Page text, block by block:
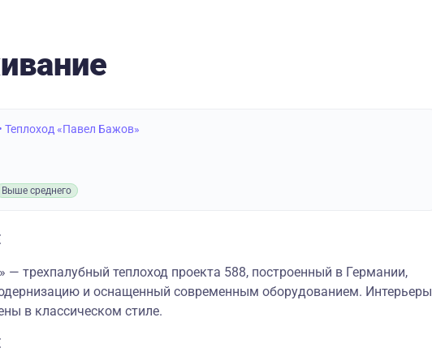
• Теплоход «Павел Бажов»
Выше среднего
— трехпалубный теплоход проекта 588, построенный в Германии,
и оснащенный современным оборудованием. Интерьеры
в классическом стиле.